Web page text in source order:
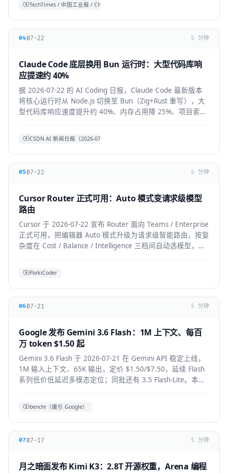
TechTimes / 中国工业报 / China Daily 综合
0407-22 5 分钟
Claude Code 底层换用 Bun 运行时：大型代码库响
应提速约 40%
据 2026-07-22 的 AI Coding 日报，Claude Code 最新版本
将核心运行时从 Node.js 切换至 Bun（Zig+Rust 重写），大
型代码库响应速度提升约 40%、内存占用降 25%、项目索引
CSDN AI 新闻日报（2026-07-22）
05 07-22 5 分钟
Cursor Router 正式可用：Auto 模式变请求级模型
路由
Cursor 于 2026-07-22 宣布 Router 面向 Teams / Enterprise
正式可用，把编辑器 Auto 模式升级为请求级智能路由，按复
杂度在 Cost / Balance / Intelligence 三档间自动选模型，降
PorkiCoder
0607-21 5 分钟
Google 发布 Gemini 3.6 Flash：1M 上下文、每百
万 token $1.50 起
Gemini 3.6 Flash 于 2026-07-21 在 Gemini API 稳定上线，
1M 输入上下文、65K 输出，定价 $1.50/$7.50，延续 Flash
系列低价低延迟多模态定位；同批还有 3.5 Flash-Lite。本文
benchr（援引 Google）
07 07-17 5 分钟
月之暗面发布 Kimi K3：2.8T 开源权重，Arena 编程